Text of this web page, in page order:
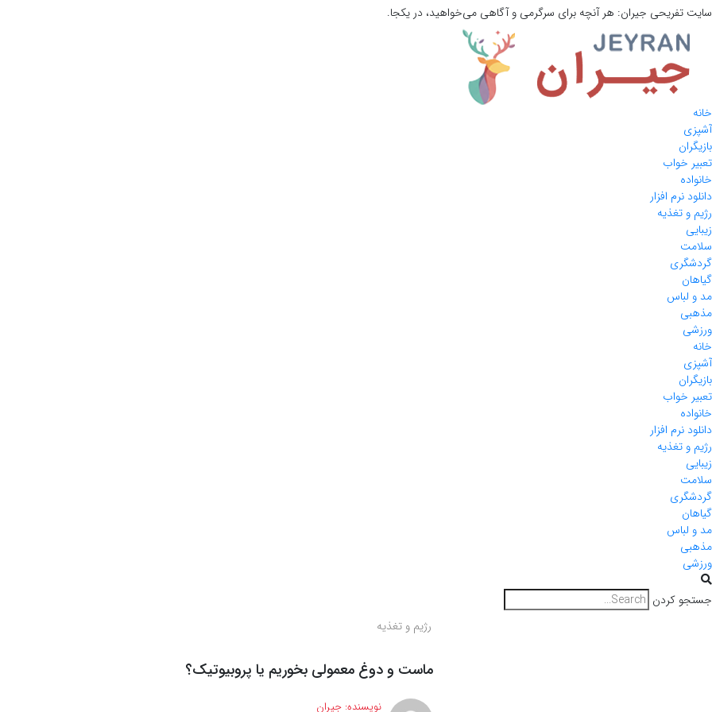
سایت تفریحی جیران: هر آنچه برای سرگرمی و آگاهی می‌خواهید، در یکجا.
خانه
آشپزی
بازیگران
تعبیر خواب
خانواده
دانلود نرم افزار
رژیم و تغذیه
زیبایی
سلامت
گردشگری
گیاهان
مد و لباس
مذهبی
ورزشی
خانه
آشپزی
بازیگران
تعبیر خواب
خانواده
دانلود نرم افزار
رژیم و تغذیه
زیبایی
سلامت
گردشگری
گیاهان
مد و لباس
مذهبی
ورزشی
جستجو کردن
رژیم و تغذیه
ماست و دوغ معمولی بخوریم یا پروبیوتیک؟
نویسنده: جیران